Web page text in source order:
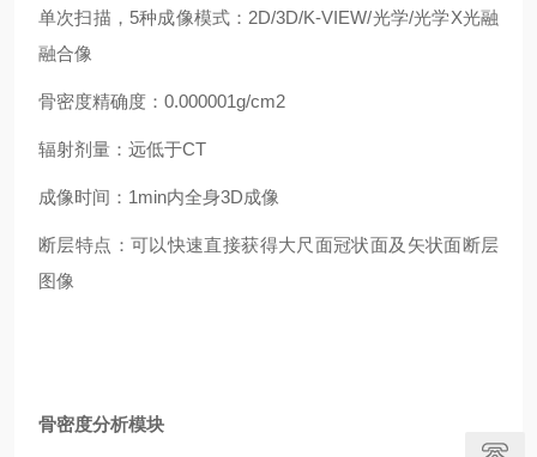
单次扫描，5种成像模式：2D/3D/K-VIEW/光学/光学X光融
融合像
骨密度精确度：0.000001g/cm2
辐射剂量：远低于CT
成像时间：1min内全身3D成像
断层特点：可以快速直接获得大尺面冠状面及矢状面断层
图像
骨密度分析模块